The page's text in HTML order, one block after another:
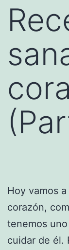
Hoy vamos
corazón,
tenemos
cuidar de él.